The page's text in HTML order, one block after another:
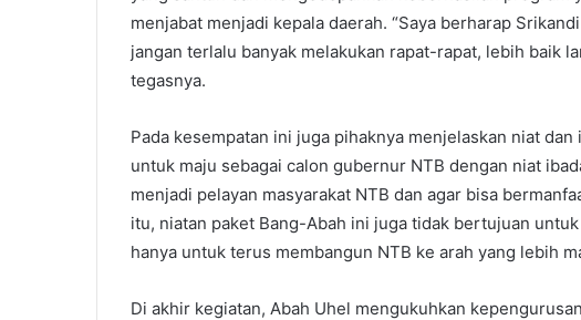
menjabat menjadi kepala daerah. “Saya berharap
jangan terlalu banyak melakukan rapat-rapat, lebih baik
tegasnya.
Pada kesempatan ini juga pihaknya menjelaskan niat
untuk maju sebagai calon gubernur NTB dengan niat
menjadi pelayan masyarakat NTB dan agar bisa
itu, niatan paket Bang-Abah ini juga tidak bertujuan
hanya untuk terus membangun NTB ke arah yang lebih
Di akhir kegiatan, Abah Uhel mengukuhkan